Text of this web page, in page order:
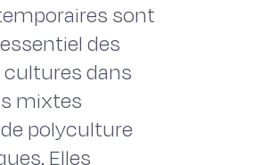
sont
des
dans
mixtes
polyculture
Elles